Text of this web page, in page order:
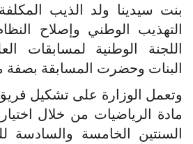
بنت سيدينا ولد الذيب
التهذيب الوطني وإصلاح
اللجنة الوطنية لمسابقات
البنات وحضرت المسابقة بصفة
وتعمل الوزارة على تشكيل
مادة الرياضيات من خلال
السنتين الخامسة والسادسة